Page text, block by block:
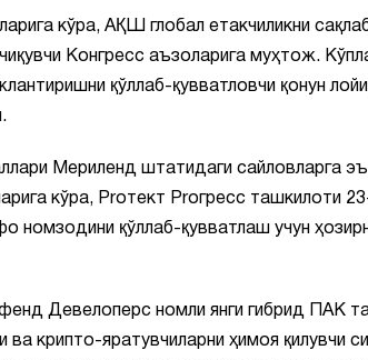
кўра, АҚШ глобал етакчиликни
Конгресс аъзоларига муҳтож.
қўллаб-қувватловчи қонун
Мериленд штатидаги сайловларга
кўра, Proтект Proгресс ташкилоти
қўллаб-қувватлаш учун
Девелоперс номли янги гибрид ПАК
крипто-яратувчиларни ҳимоя қилувчи